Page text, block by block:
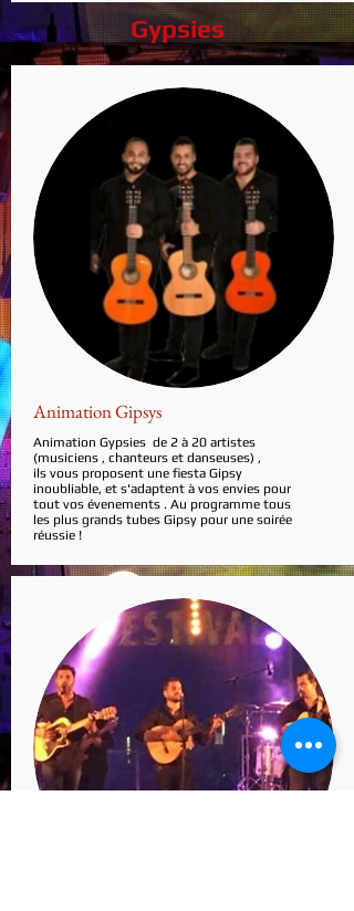
Gypsies
Animation Gipsys
Animation Gypsies de 2 à 20 artistes
(musiciens , chanteurs et danseuses) ,
ils vous proposent une fiesta Gipsy
inoubliable, et s'adaptent à vos envies pour
tout vos évenements . Au programme tous
les plus grands tubes Gipsy pour une soirée
réussie !